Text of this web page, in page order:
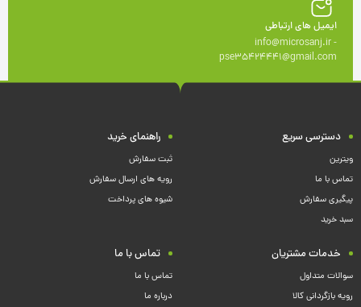
ایمیل های ارتباطی
info@microsanj.ir -
pse35424441@gmail.com
دسترسی سریع
ویترین
تماس با ما
پیگیری سفارش
سبد خرید
راهنمای خرید
ثبت سفارش
رویه های ارسال سفارش
شیوه های پرداخت
خدمات مشتریان
سوالات متداول
رویه بازگردانی کالا
تماس با ما
تماس با ما
درباره ما